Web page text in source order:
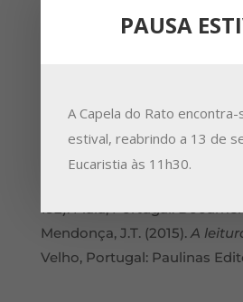
Brasil: Martins Fontes. p. 231;
Ferrari, F. (2020).O Deus dos
exercícios de epifanologia.
Mendonça, J.T. (2015). A
Velho, Portugal: Paulinas
PAUSA
A Capela do Rato encontra-
estival, reabrindo a 13 de
Eucaristia às 11h30.